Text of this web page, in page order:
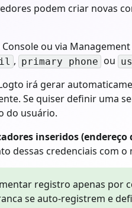
podem criar novas
ou via
, primary phone ou
irá gerar
Se quiser definir uma
do usuário.
inseridos
dessas credenciais com
registro apenas por
se auto-registrem e